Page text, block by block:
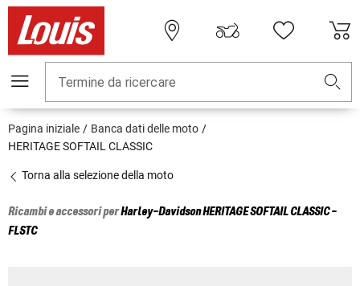
Termine da ricercare
Pagina iniziale
Banca dati delle moto
HERITAGE SOFTAIL CLASSIC
Torna alla selezione della moto
Ricambi e accessori perHarley-DavidsonHERITAGE SOFTAIL CLASSIC -
FLSTC